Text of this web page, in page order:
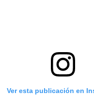
Ver esta publicación en